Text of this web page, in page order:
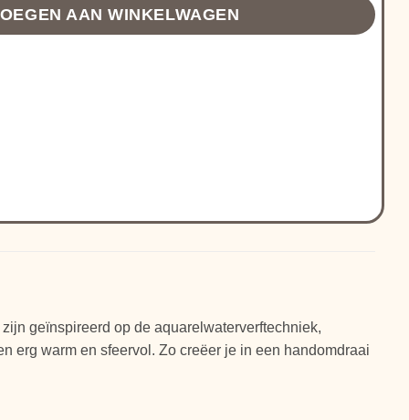
AAN WINKELWAGEN
geïnspireerd op de aquarelwaterverftechniek,
erg warm en sfeervol. Zo creëer je in een handomdraai